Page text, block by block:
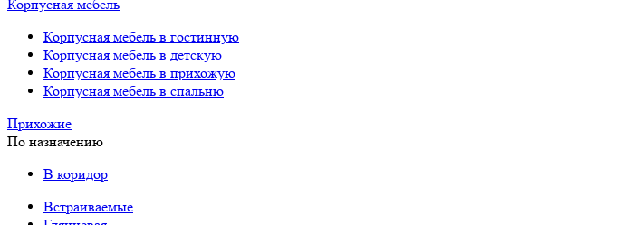
Корпусная мебель
Корпусная мебель в гостинную
Корпусная мебель в детскую
Корпусная мебель в прихожую
Корпусная мебель в спальню
Прихожие
По назначению
В коридор
Встраиваемые